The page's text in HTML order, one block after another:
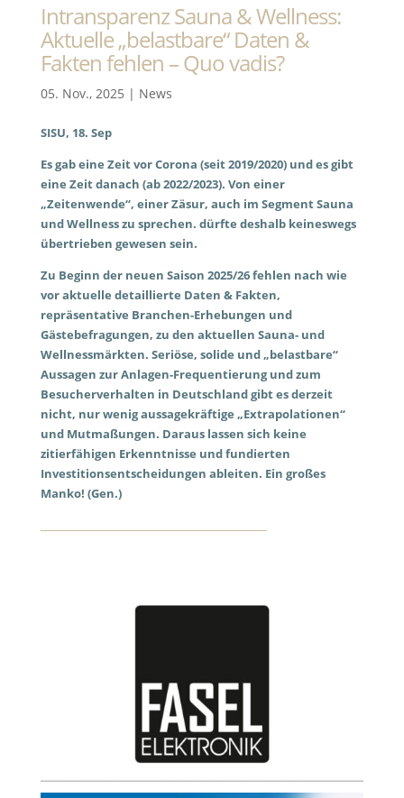
Intransparenz Sauna & Wellness:
Aktuelle „belastbare“ Daten &
Fakten fehlen – Quo vadis?
05. Nov., 2025 | News
SISU, 18. Sep
Es gab eine Zeit vor Corona (seit 2019/2020) und es gibt
eine Zeit danach (ab 2022/2023). Von einer
„Zeitenwende“, einer Zäsur, auch im Segment Sauna
und Wellness zu sprechen. dürfte deshalb keineswegs
übertrieben gewesen sein.
Zu Beginn der neuen Saison 2025/26 fehlen nach wie
vor aktuelle detaillierte Daten & Fakten,
repräsentative Branchen-Erhebungen und
Gästebefragungen, zu den aktuellen Sauna- und
Wellnessmärkten. Seriöse, solide und „belastbare“
Aussagen zur Anlagen-Frequentierung und zum
Besucherverhalten in Deutschland gibt es derzeit
nicht, nur wenig aussagekräftige „Extrapolationen“
und Mutmaßungen. Daraus lassen sich keine
zitierfähigen Erkenntnisse und fundierten
Investitionsentscheidungen ableiten. Ein großes
Manko! (Gen.)